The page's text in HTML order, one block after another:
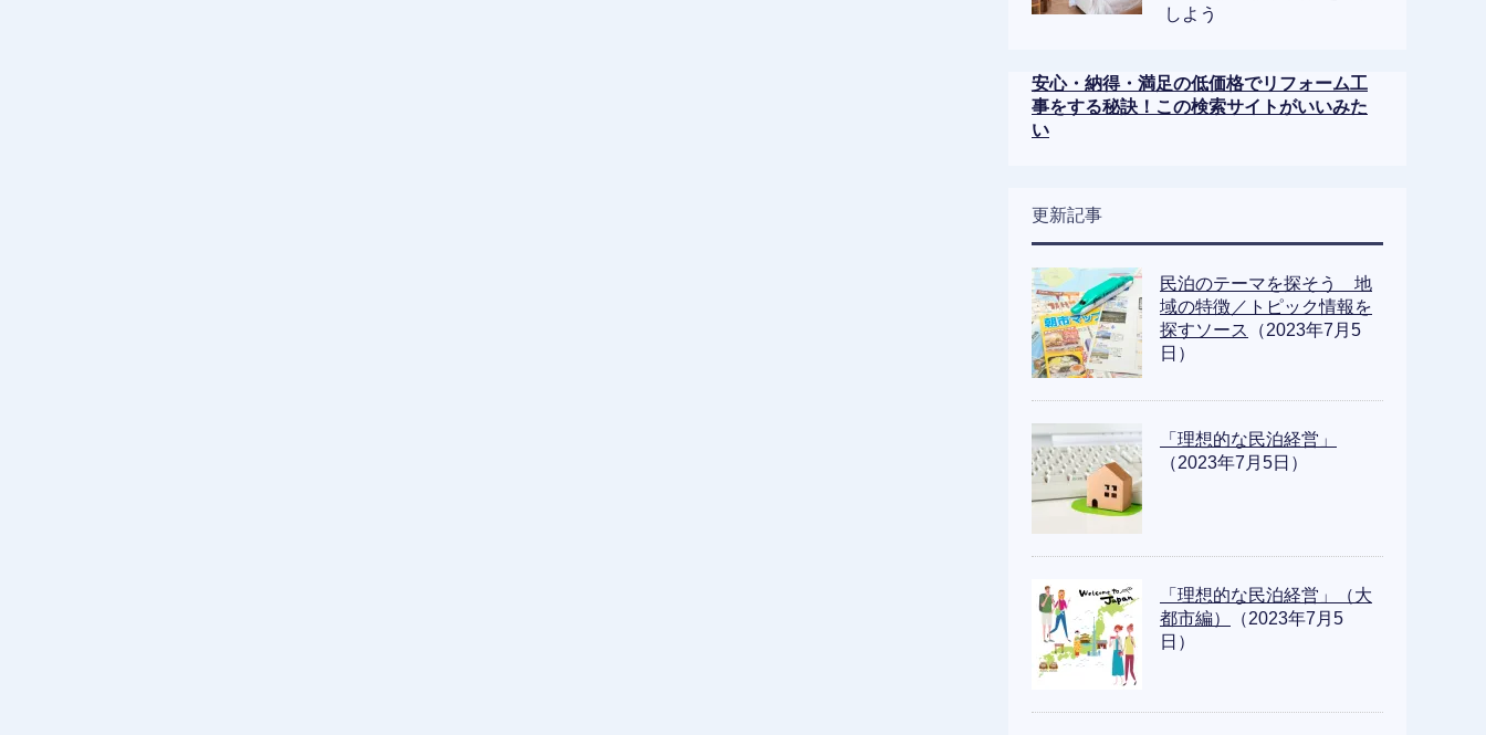
しよう
安心・納得・満足の低価格でリフォーム工
事をする秘訣！この検索サイトがいいみた
い
更新記事
民泊のテーマを探そう 地
域の特徴／トピック情報を
探すソース
（2023年7月5
日）
「理想的な民泊経営」
（2023年7月5日）
「理想的な民泊経営」（大
都市編）
（2023年7月5
日）